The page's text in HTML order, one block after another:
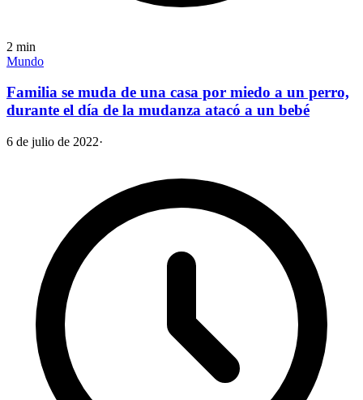
2 min
Mundo
Familia se muda de una casa por miedo a un perro,
durante el día de la mudanza atacó a un bebé
6 de julio de 2022·